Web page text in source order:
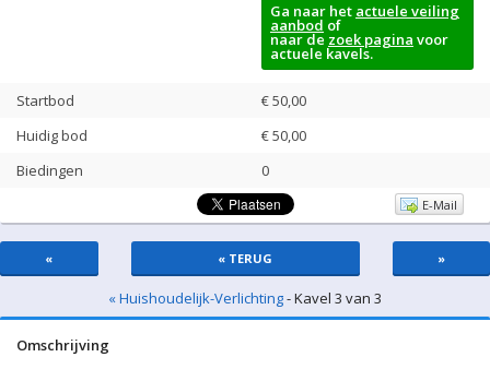
Ga naar het actuele veiling
aanbod of
naar de zoek pagina voor
actuele kavels.
Startbod
€ 50,00
Huidig bod
€50,00
Biedingen
0
E-Mail
« « TERUG »
« Huishoudelijk-Verlichting- Kavel 3 van 3
Omschrijving